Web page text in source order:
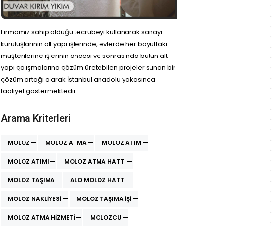
Firmamız sahip olduğu tecrübeyi kullanarak sanayi
kuruluşlarının alt yapı işlerinde, evlerde her boyuttaki
müşterilerine işlerinin öncesi ve sonrasında bütün alt
yapı çalışmalarına çözüm üretebilen projeler sunan bir
çözüm ortağı olarak İstanbul anadolu yakasında
faaliyet göstermektedir.
Arama Kriterleri
MOLOZ MOLOZ ATMA MOLOZ ATIM
MOLOZ ATIMI MOLOZ ATMA HATTI
MOLOZ TAŞIMA ALO MOLOZ HATTI
MOLOZ NAKLIYESI MOLOZ TAŞIMA IŞI
MOLOZ ATMA HIZMETI MOLOZCU